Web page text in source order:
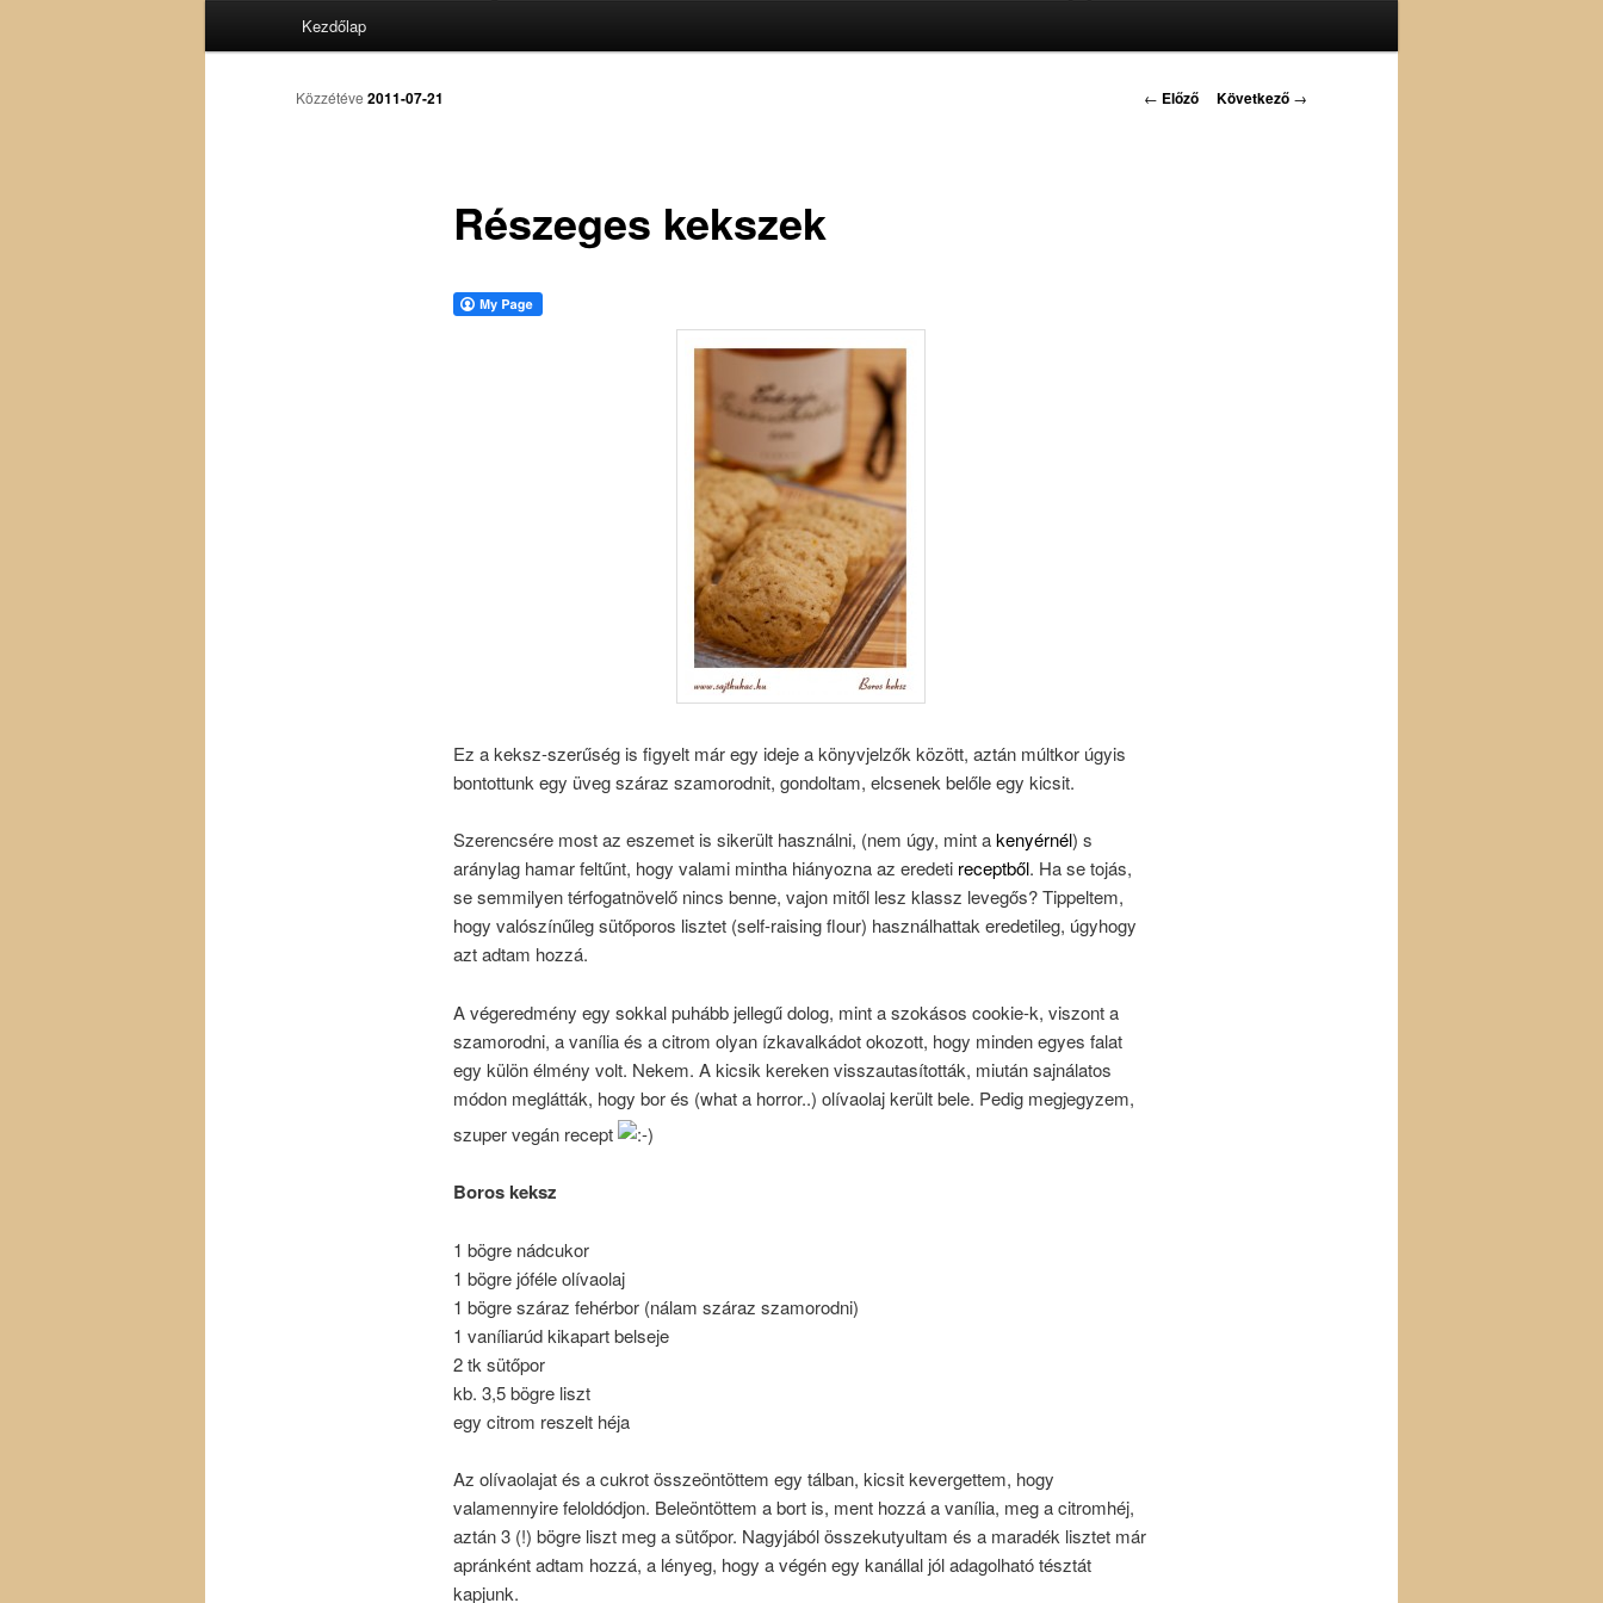
Kezdőlap
Bejegyzés
← Előző Következő →
Részeges kekszek
Közzétéve 2011-07-21
Ez a keksz-szerűség is figyelt már egy ideje a könyvjelzők között, aztán múltkor úgyis
bontottunk egy üveg száraz szamorodnit, gondoltam, elcsenek belőle egy kicsit.
Szerencsére most az eszemet is sikerült használni, (nem úgy, mint akenyérnél) s
aránylag hamar feltűnt, hogy valami mintha hiányozna az eredeti receptből. Ha se tojás,
se semmilyen térfogatnövelő nincs benne, vajon mitől lesz klassz levegős? Tippeltem,
hogy valószínűleg sütőporos lisztet (self-raising flour) használhattak eredetileg, úgyhogy
azt adtam hozzá.
A végeredmény egy sokkal puhább jellegű dolog, mint a szokásos cookie-k, viszont a
szamorodni, a vanília és a citrom olyan ízkavalkádot okozott, hogy minden egyes falat
egy külön élmény volt. Nekem. A kicsik kereken visszautasították, miután sajnálatos
módon meglátták, hogy bor és (what a horror..) olívaolaj került bele. Pedig megjegyzem,
szuper vegán recept
Boros keksz
1 bögre nádcukor
1 bögre jóféle olívaolaj
1 bögre száraz fehérbor (nálam száraz szamorodni)
1 vaníliarúd kikapart belseje
2 tk sütőpor
kb. 3,5 bögre liszt
egy citrom reszelt héja
Az olívaolajat és a cukrot összeöntöttem egy tálban, kicsit kevergettem, hogy
valamennyire feloldódjon. Beleöntöttem a bort is, ment hozzá a vanília, meg a citromhéj,
aztán 3 (!) bögre liszt meg a sütőpor. Nagyjából összekutyultam és a maradék lisztet már
apránként adtam hozzá, a lényeg, hogy a végén egy kanállal jól adagolható tésztát
kapjunk.